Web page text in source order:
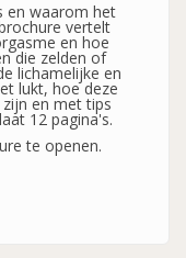
en waarom het
vertelt
en hoe
die zelden of
lichamelijke en
lukt, hoe deze
en met tips
12 pagina's.
te openen.